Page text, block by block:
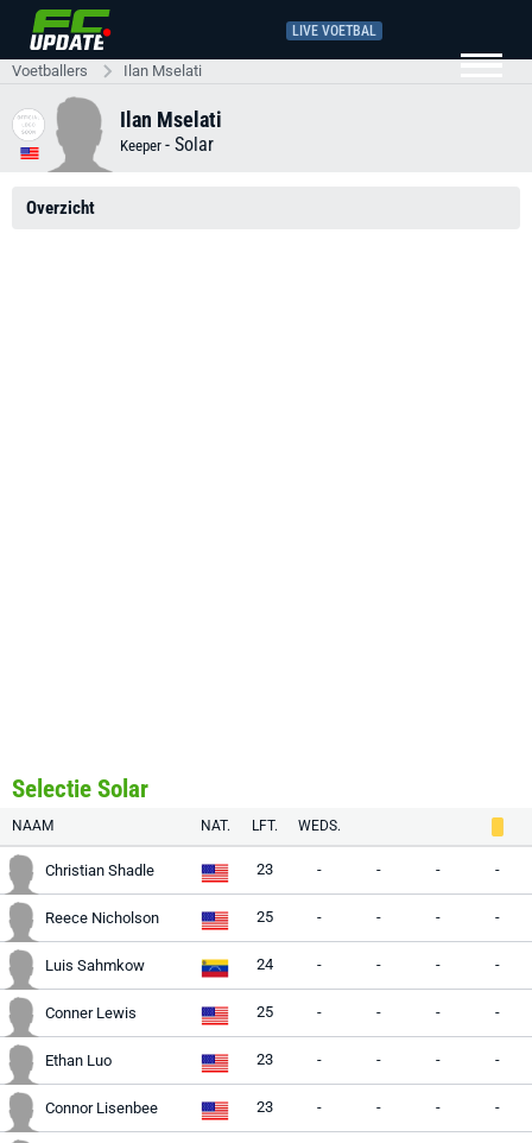
LIVE VOETBAL
Voetballers Ilan Mselati
Ilan Mselati
Keeper - Solar
Overzicht
Selectie Solar
NAAM NAT. LFT. WEDS.
Christian Shadle 23 - - - -
Reece Nicholson 25 - - - -
Luis Sahmkow 24 - - - -
Conner Lewis 25 - - - -
Ethan Luo 23 - - - -
Connor Lisenbee 23 - - - -